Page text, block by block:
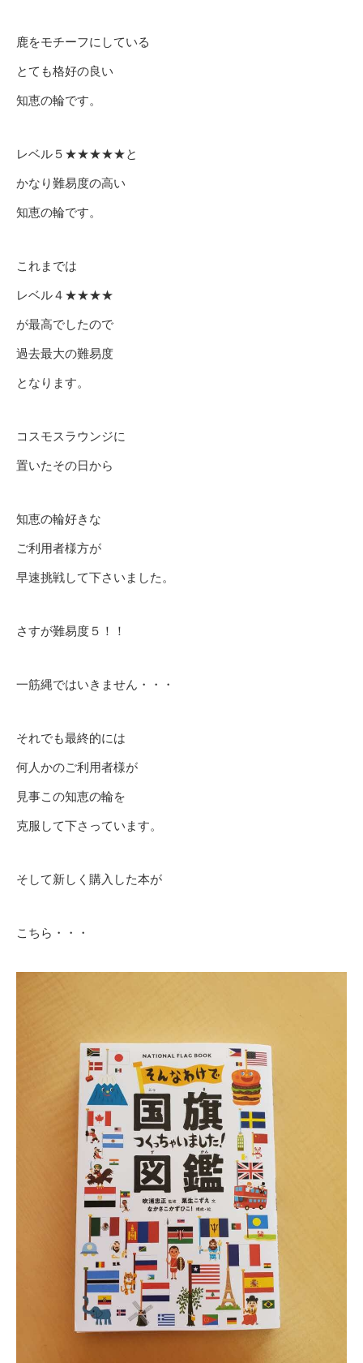
鹿をモチーフにしている
とても格好の良い
知恵の輪です。
レベル５★★★★★と
かなり難易度の高い
知恵の輪です。
これまでは
レベル４★★★★
が最高でしたので
過去最大の難易度
となります。
コスモスラウンジに
置いたその日から
知恵の輪好きな
ご利用者様方が
早速挑戦して下さいました。
さすが難易度５！！
一筋縄ではいきません・・・
それでも最終的には
何人かのご利用者様が
見事この知恵の輪を
克服して下さっています。
そして新しく購入した本が
こちら・・・